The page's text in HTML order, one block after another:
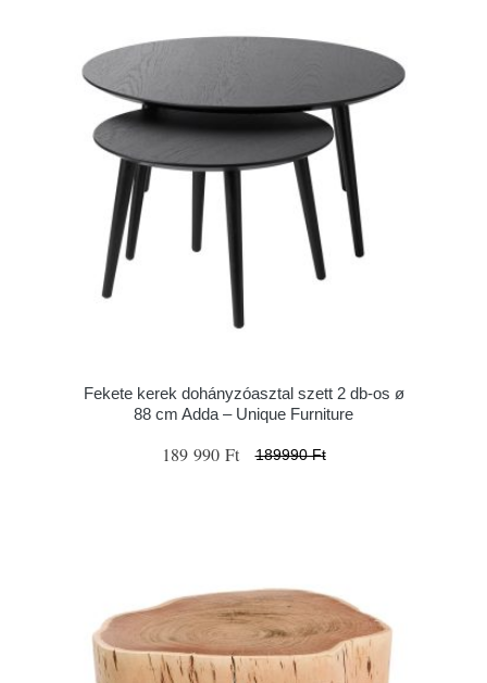
Fekete kerek dohányzóasztal szett 2 db-os ø
88 cm Adda – Unique Furniture
189 990 Ft 189990 Ft